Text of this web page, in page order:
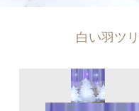
白い羽ツ